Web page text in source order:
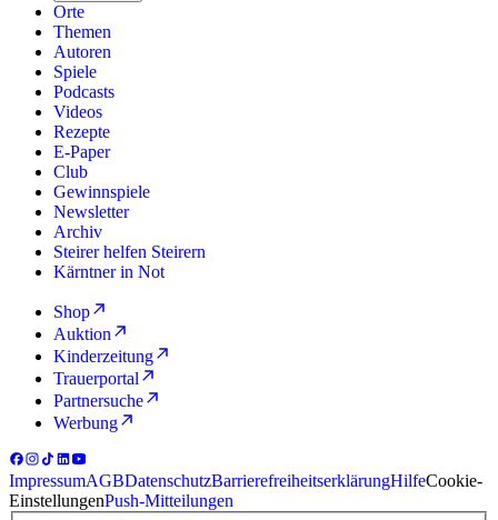
Orte
Themen
Autoren
Spiele
Podcasts
Videos
Rezepte
E-Paper
Club
Gewinnspiele
Newsletter
Archiv
Steirer helfen Steirern
Kärntner in Not
Shop
Auktion
Kinderzeitung
Trauerportal
Partnersuche
Werbung
ImpressumAGBDatenschutzBarrierefreiheitserklärungHilfeCookie-
EinstellungenPush-Mitteilungen